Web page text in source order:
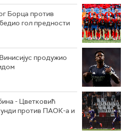
Борца против
гол предности
продужио
- Цветковић
против ПАОК-а и